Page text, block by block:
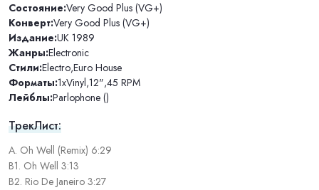
Состояние:Very Good Plus (VG+)
Конверт:Very Good Plus (VG+)
Издание:UK 1989
Жанры:Electronic
Стили:Electro,Euro House
Форматы:1xVinyl,12",45 RPM
Лейблы:Parlophone ()
ТрекЛист:
A. Oh Well (Remix) 6:29
B1. Oh Well 3:13
B2. Rio De Janeiro 3:27